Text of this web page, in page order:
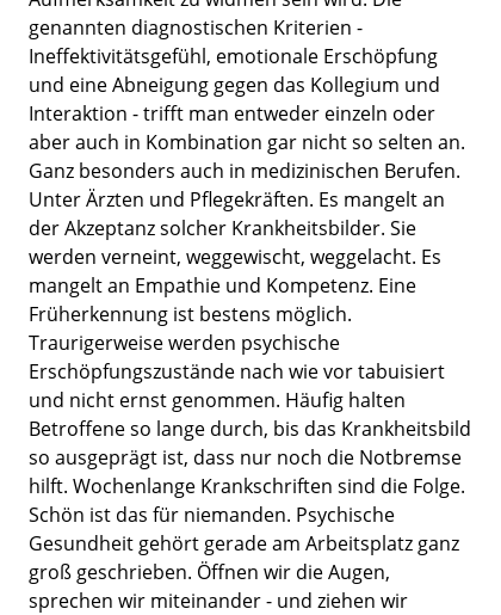
genannten diagnostischen Kriterien -
Ineffektivitätsgefühl, emotionale Erschöpfung
und eine Abneigung gegen das Kollegium und
Interaktion - trifft man entweder einzeln oder
aber auch in Kombination gar nicht so selten an.
Ganz besonders auch in medizinischen Berufen.
Unter Ärzten und Pflegekräften. Es mangelt an
der Akzeptanz solcher Krankheitsbilder. Sie
werden verneint, weggewischt, weggelacht. Es
mangelt an Empathie und Kompetenz. Eine
Früherkennung ist bestens möglich.
Traurigerweise werden psychische
Erschöpfungszustände nach wie vor tabuisiert
und nicht ernst genommen. Häufig halten
Betroffene so lange durch, bis das Krankheitsbild
so ausgeprägt ist, dass nur noch die Notbremse
hilft. Wochenlange Krankschriften sind die Folge.
Schön ist das für niemanden. Psychische
Gesundheit gehört gerade am Arbeitsplatz ganz
groß geschrieben. Öffnen wir die Augen,
sprechen wir miteinander - und ziehen wir